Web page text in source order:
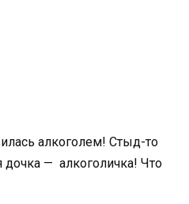
алкоголем! Стыд-то
— алкоголичка! Что